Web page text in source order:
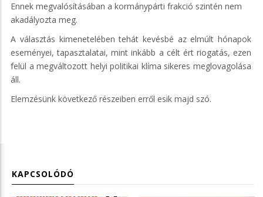
Ennek megvalósításában a kormánypárti frakció szintén nem
akadályozta meg.
A választás kimenetelében tehát kevésbé az elmúlt hónapok
eseményei, tapasztalatai, mint inkább a célt ért riogatás, ezen
felül a megváltozott helyi politikai klíma sikeres meglovagolása
áll.
Elemzésünk következő részeiben erről esik majd szó.
KAPCSOLÓDÓ